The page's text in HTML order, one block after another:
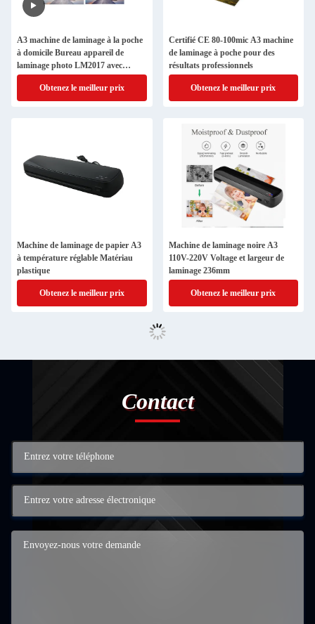
A3 machine de laminage à la poche
à domicile Bureau appareil de
laminage photo LM2017 avec
dégagement
Obtenez le meilleur prix
Certifié CE 80-100mic A3 machine
de laminage à poche pour des
résultats professionnels
Obtenez le meilleur prix
Machine de laminage de papier A3
à température réglable Matériau
plastique
Obtenez le meilleur prix
Machine de laminage noire A3
110V-220V Voltage et largeur de
laminage 236mm
Obtenez le meilleur prix
Contact